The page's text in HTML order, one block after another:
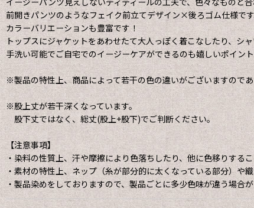
前開きパンツのようなフェイク前立てデザイン×後ろゴム仕様で
カラーバリエーションも豊富です！
トップスにジャケットをあわせたて大人っぽく着こなしたり、シ
手洗い可能でご自宅でのイージーケアができるのも嬉しいポイン
※製品の特性上、商品によって若干の色の違いがございますので
※股上丈が若干深くなっています。
股下丈ではなく、総丈(股上+股下)でご判断ください。
【注意事項】
・染料の性質上、汗や摩擦により色落ちしたり、他に色移りする
・素材の特性上、ネップ（糸が部分的に太くなっている部分）や
・製品染めをしておりますので、製品ごとに多少色味が違う場合